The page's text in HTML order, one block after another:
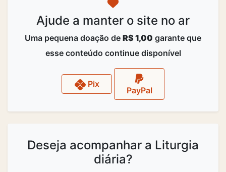
Ajude a manter o site no ar
Uma pequena doação de R$ 1,00 garante que
esse conteúdo continue disponível
Pix
PayPal
Deseja acompanhar a Liturgia
diária?